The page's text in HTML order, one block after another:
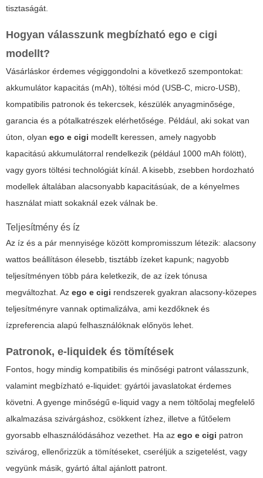
tisztaságát.
Hogyan válasszunk megbízható ego e cigi
modellt?
Vásárláskor érdemes végiggondolni a következő szempontokat:
akkumulátor kapacitás (mAh), töltési mód (USB-C, micro-USB),
kompatibilis patronok és tekercsek, készülék anyagminősége,
garancia és a pótalkatrészek elérhetősége. Például, aki sokat van
úton, olyan ego e cigi modellt keressen, amely nagyobb
kapacitású akkumulátorral rendelkezik (például 1000 mAh fölött),
vagy gyors töltési technológiát kínál. A kisebb, zsebben hordozható
modellek általában alacsonyabb kapacitásúak, de a kényelmes
használat miatt sokaknál ezek válnak be.
Teljesítmény és íz
Az íz és a pár mennyisége között kompromisszum létezik: alacsony
wattos beállításon élesebb, tisztább ízeket kapunk; nagyobb
teljesítményen több pára keletkezik, de az ízek tónusa
megváltozhat. Az ego e cigi rendszerek gyakran alacsony-közepes
teljesítményre vannak optimalizálva, ami kezdőknek és
ízpreferencia alapú felhasználóknak előnyös lehet.
Patronok, e-liquidek és tömítések
Fontos, hogy mindig kompatibilis és minőségi patront válasszunk,
valamint megbízható e-liquidet: gyártói javaslatokat érdemes
követni. A gyenge minőségű e-liquid vagy a nem töltőolaj megfelelő
alkalmazása szivárgáshoz, csökkent ízhez, illetve a fűtőelem
gyorsabb elhasználódásához vezethet. Ha az ego e cigi patron
szivárog, ellenőrizzük a tömítéseket, cseréljük a szigetelést, vagy
vegyünk másik, gyártó által ajánlott patront.